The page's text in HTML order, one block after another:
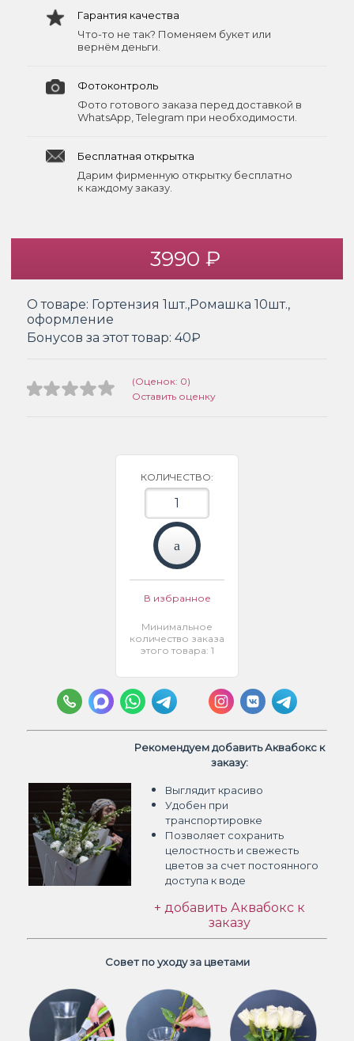
Гарантия качества
Что-то не так? Поменяем букет или
вернём деньги.
Фотоконтроль
Фото готового заказа перед доставкой в
WhatsApp, Telegram при необходимости.
Бесплатная открытка
Дарим фирменную открытку бесплатно
к каждому заказу.
3990 ₽
О товаре: Гортензия 1шт.,Ромашка 10шт.,
оформление
Бонусов за этот товар: 40₽
(Оценок: 0)
Оставить оценку
КОЛИЧЕСТВО:
В избранное
Минимальное
количество заказа
этого товара: 1
Рекомендуем добавить Аквабокс к
заказу:
Выглядит красиво
Удобен при
транспортировке
Позволяет сохранить
целостность и свежесть
цветов за счет постоянного
доступа к воде
+ добавить Аквабокс к
заказу
Совет по уходу за цветами